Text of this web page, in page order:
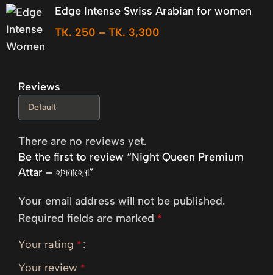
Edge Intense Swiss Arabian for women
TK. 250 – TK. 3,300
Reviews
There are no reviews yet.
Be the first to review “Night Queen Premium
Attar – হাসনাহেনা”
Your email address will not be published.
Required fields are marked *
Your rating *
Your review *